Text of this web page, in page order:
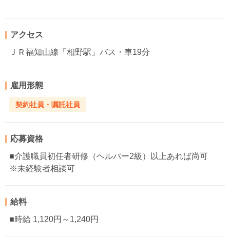
アクセス
ＪＲ福知山線「相野駅」バス・車19分
雇用形態
契約社員・嘱託社員
応募資格
■介護職員初任者研修（ヘルパー2級）以上あれば尚可
※未経験者相談可
給料
■時給 1,120円～1,240円